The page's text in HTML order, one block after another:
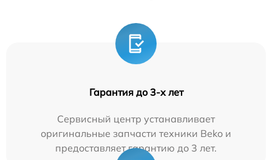
Гарантия до 3-х лет
Сервисный центр устанавливает
оригинальные запчасти техники Beko и
предоставляет гарантию до 3 лет.